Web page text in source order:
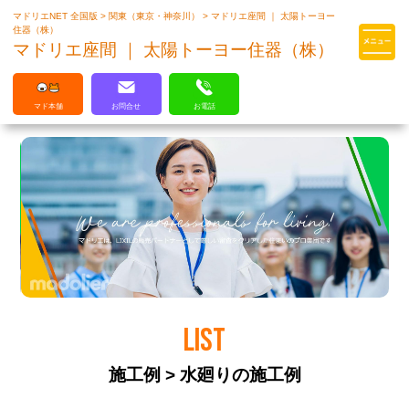
マドリエはLIXILの厳しい基準を
マドリエNET 全国版> 関東（東京・神奈川）>マドリエ座間 ｜ 太陽トーヨー
住器（株）
マドリエ座間 ｜ 太陽トーヨー住器（株）
マド本舗 お問合せ お電話
LIST
施工例 > 水廻りの施工例